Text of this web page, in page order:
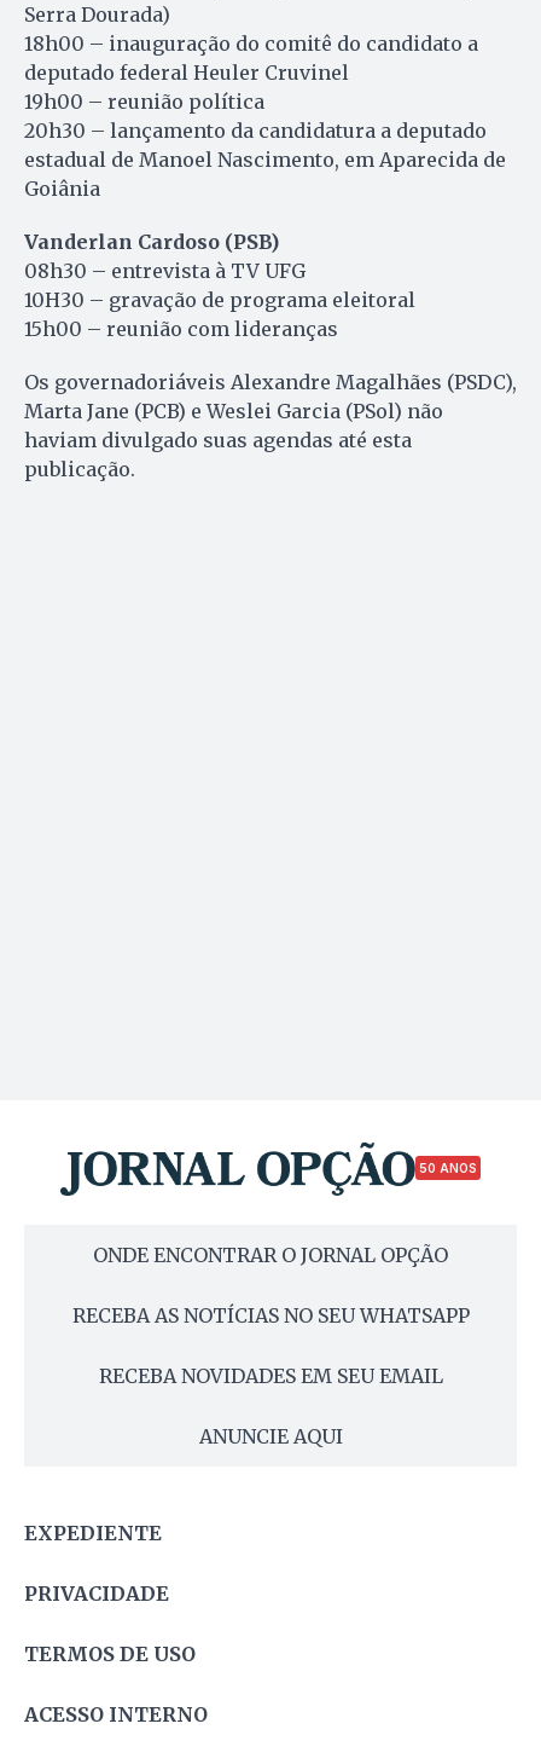
Serra Dourada)
18h00 – inauguração do comitê do candidato a
deputado federal Heuler Cruvinel
19h00 – reunião política
20h30 – lançamento da candidatura a deputado
estadual de Manoel Nascimento, em Aparecida de
Goiânia
Vanderlan Cardoso (PSB)
08h30 – entrevista à TV UFG
10H30 – gravação de programa eleitoral
15h00 – reunião com lideranças
Os governadoriáveis Alexandre Magalhães (PSDC),
Marta Jane (PCB) e Weslei Garcia (PSol) não
haviam divulgado suas agendas até esta
publicação.
50 ANOS
ONDE ENCONTRAR O JORNAL OPÇÃO
RECEBA AS NOTÍCIAS NO SEU WHATSAPP
RECEBA NOVIDADES EM SEU EMAIL
ANUNCIE AQUI
EXPEDIENTE
PRIVACIDADE
TERMOS DE USO
ACESSO INTERNO